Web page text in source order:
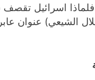
اسرائيل
الشيعي) عنوان